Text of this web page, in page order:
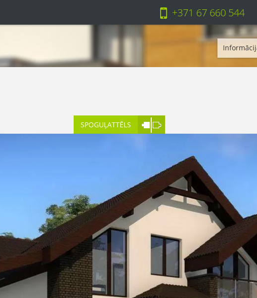
+371 67 660 544
SPOGUĻATTĒLS